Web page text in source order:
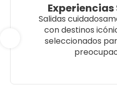
Salidas
con destinos
seleccionados